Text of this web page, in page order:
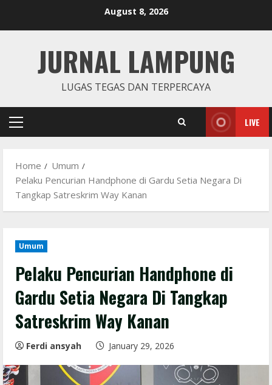
August 8, 2026
JURNAL LAMPUNG
LUGAS TEGAS DAN TERPERCAYA
Primary
LIVE
Home
Umum
Pelaku Pencurian Handphone di Gardu Setia Negara Di
Tangkap Satreskrim Way Kanan
Umum
Pelaku Pencurian Handphone di
Gardu Setia Negara Di Tangkap
Satreskrim Way Kanan
Ferdi ansyah January 29, 2026